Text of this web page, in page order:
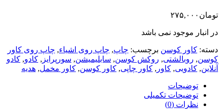
تومان ۲۷۵,۰۰۰
در انبار موجود نمی باشد
دسته: کاور کوسن برچسب: چاپ, چاپ روی اشیاء, چاپ روی کاور
کوسن, روبالشتی, روکش کوسن, سابلیمیشن, سورپرایز , کادو, کادو
آنلاین, کادویی, کاور , کاور چاپی, کاور کوسن, کاور مخمل, هدیه
توضیحات
توضیحات تکمیلی
نظرات (0)